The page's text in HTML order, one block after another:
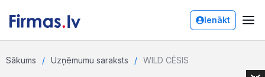
Ienākt
Sākums Uzņēmumu saraksts WILD CĒSIS